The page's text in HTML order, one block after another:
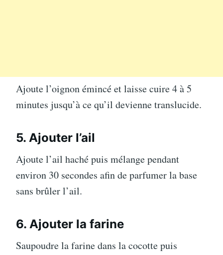
Ajoute l’oignon émincé et laisse cuire 4 à 5
minutes jusqu’à ce qu’il devienne translucide.
5. Ajouter l’ail
Ajoute l’ail haché puis mélange pendant
environ 30 secondes afin de parfumer la base
sans brûler l’ail.
6. Ajouter la farine
Saupoudre la farine dans la cocotte puis